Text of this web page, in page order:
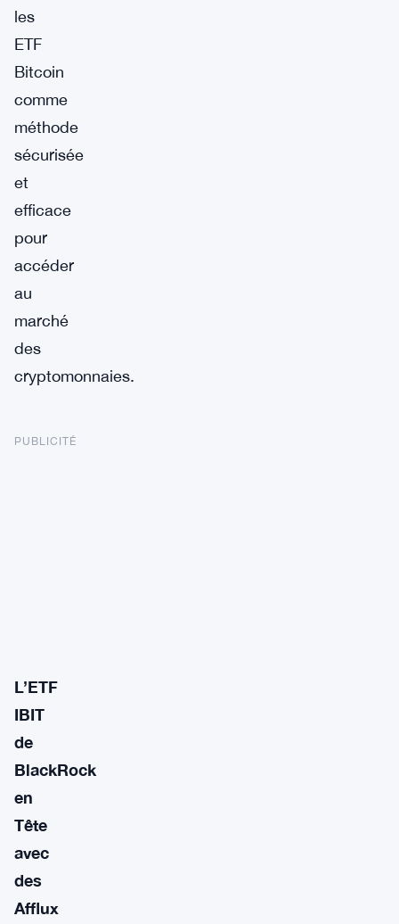
les
ETF
Bitcoin
comme
méthode
sécurisée
et
efficace
pour
accéder
au
marché
des
cryptomonnaies.
PUBLICITÉ
L’ETF
IBIT
de
BlackRock
en
Tête
avec
des
Afflux